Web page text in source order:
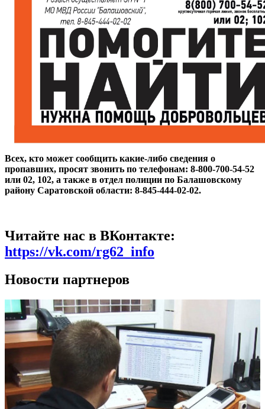
Всех, кто может сообщить какие-либо сведения о
пропавших, просят звонить по телефонам: 8-800-700-54-52
или 02, 102, а также в отдел полиции по Балашовскому
району Саратовской области: 8-845-444-02-02.
Читайте нас в ВКонтакте:
https://vk.com/rg62_info
Новости партнеров